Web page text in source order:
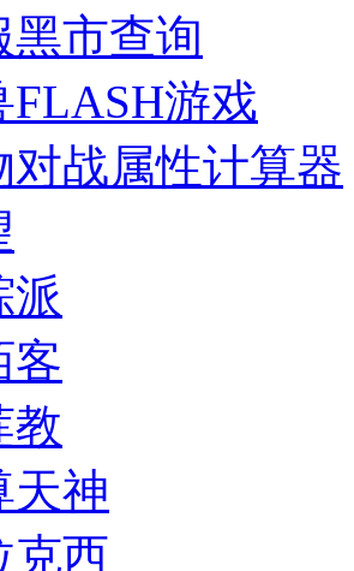
黑市查询
FLASH游戏
对战属性计算器
派
客
教
天神
克西